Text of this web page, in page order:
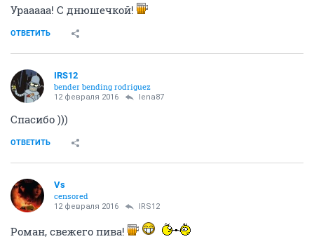
Урааааа! С днюшечкой!
ОТВЕТИТЬ
IRS12
bender bending rodriguez
12 февраля 2016 lena87
Спасибо )))
ОТВЕТИТЬ
Vs
censored
12 февраля 2016 IRS12
Роман, свежего пива!